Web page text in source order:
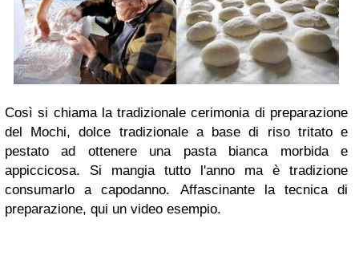
Così si chiama la tradizionale cerimonia di preparazione
del Mochi, dolce tradizionale a base di riso tritato e
pestato ad ottenere una pasta bianca morbida e
appiccicosa. Si mangia tutto l'anno ma è tradizione
consumarlo a capodanno. Affascinante la tecnica di
preparazione, qui un video esempio.